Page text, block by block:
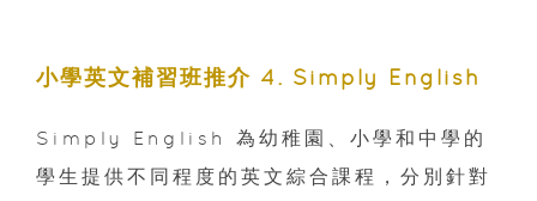
小學英文補習班推介 4. Simply English
Simply English 為幼稚園、小學和中學的
學生提供不同程度的英文綜合課程，分別針對